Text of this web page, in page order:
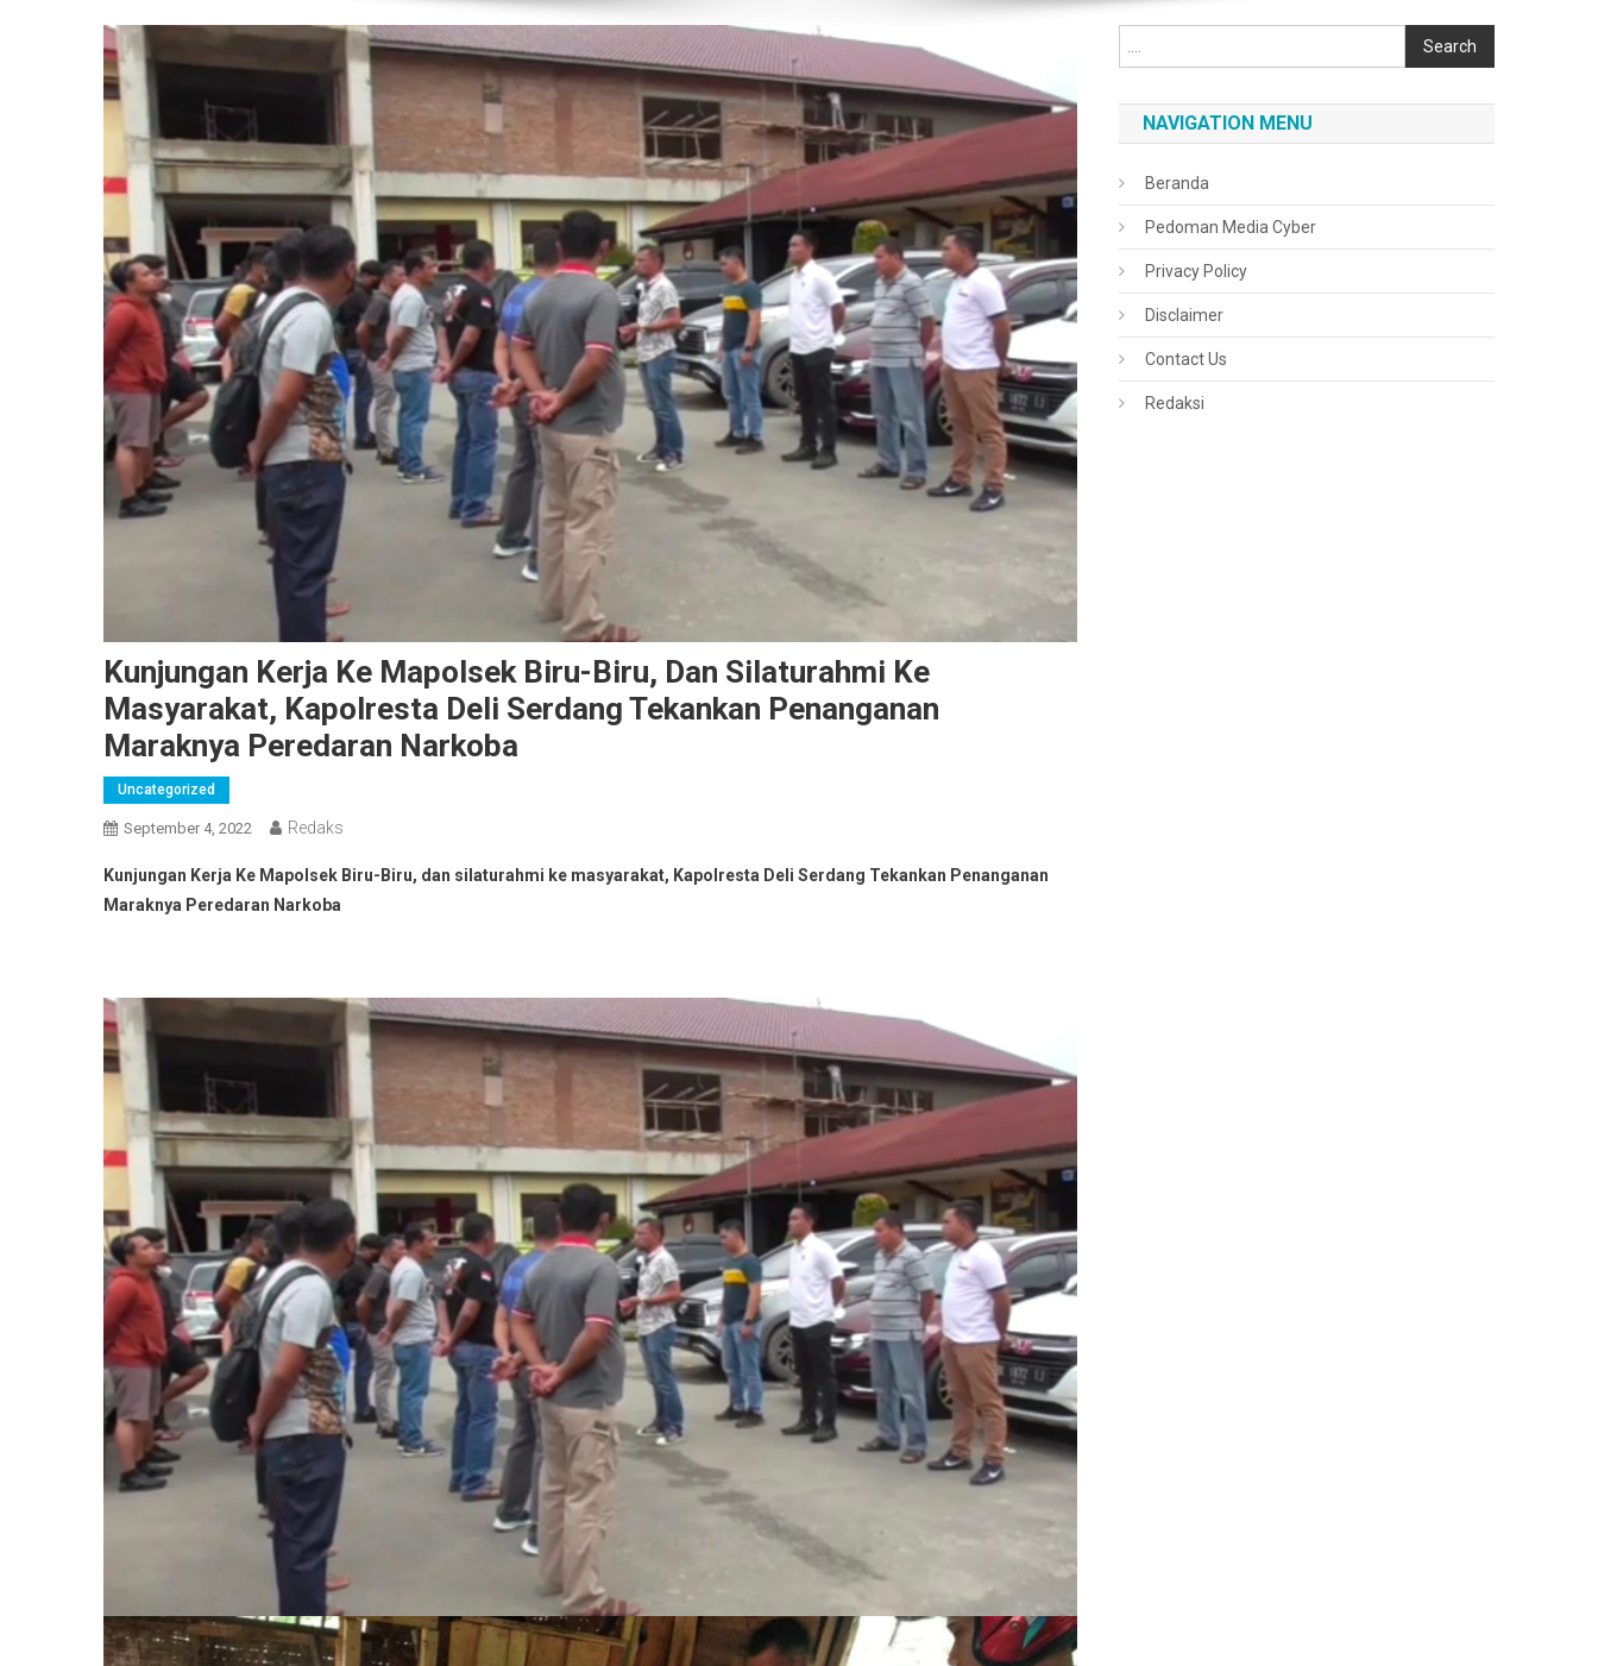
Kunjungan Kerja Ke Mapolsek Biru-Biru, Dan Silaturahmi Ke
Masyarakat, Kapolresta Deli Serdang Tekankan Penanganan
Maraknya Peredaran Narkoba
Uncategorized
September 4, 2022 Redaks
Kunjungan Kerja Ke Mapolsek Biru-Biru, dan silaturahmi ke masyarakat, Kapolresta Deli Serdang Tekankan Penanganan
Maraknya Peredaran Narkoba
Search
NAVIGATION MENU
Beranda
Pedoman Media Cyber
Privacy Policy
Disclaimer
Contact Us
Redaksi